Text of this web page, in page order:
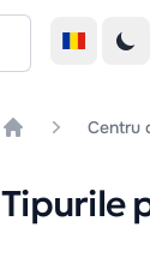
Centru
Tipurile